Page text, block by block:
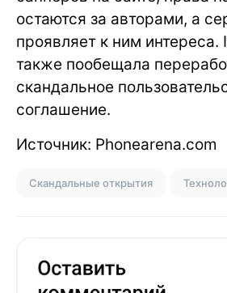
остаются за авторами, а
проявляет к ним интереса.
также пообещала
скандальное
соглашение.
Источник: Phonearena.com
Скандальные открытия